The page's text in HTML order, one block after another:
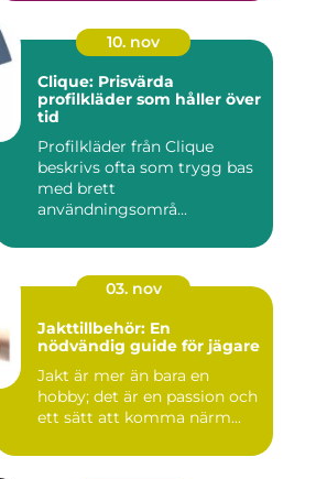
10. nov
Clique: Prisvärda
profilkläder som håller över
tid
Profilkläder från Clique
beskrivs ofta som trygg bas
med brett
användningsområ...
03. nov
Jakttillbehör: En
nödvändig guide för jägare
Jakt är mer än bara en
hobby; det är en passion och
ett sätt att komma närm...